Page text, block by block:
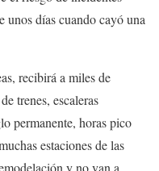
unos días cuando cayó una
recibirá a miles de
trenes, escaleras
permanente, horas pico
estaciones de las
y no van a